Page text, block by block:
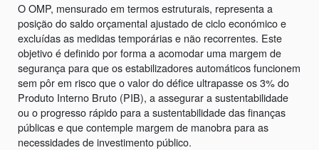
O OMP, mensurado em termos estruturais, representa a
posição do saldo orçamental ajustado de ciclo económico e
excluídas as medidas temporárias e não recorrentes. Este
objetivo é definido por forma a acomodar uma margem de
segurança para que os estabilizadores automáticos funcionem
sem pôr em risco que o valor do défice ultrapasse os 3% do
Produto Interno Bruto (PIB), a assegurar a sustentabilidade
ou o progresso rápido para a sustentabilidade das finanças
públicas e que contemple margem de manobra para as
necessidades de investimento público.